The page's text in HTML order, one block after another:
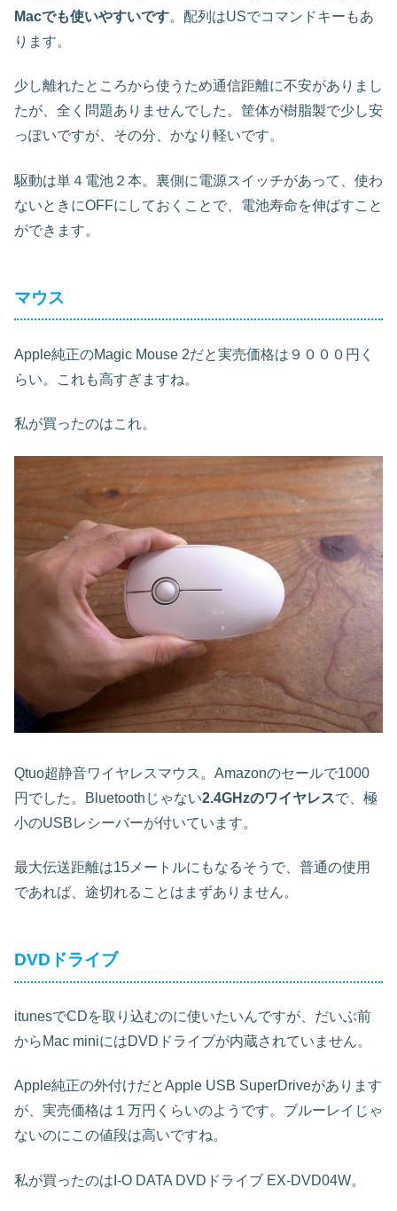
Macでも使いやすいです。配列はUSでコマンドキーもあ
ります。
少し離れたところから使うため通信距離に不安がありまし
たが、全く問題ありませんでした。筐体が樹脂製で少し安
っぽいですが、その分、かなり軽いです。
駆動は単４電池２本。裏側に電源スイッチがあって、使わ
ないときにOFFにしておくことで、電池寿命を伸ばすこと
ができます。
マウス
Apple純正のMagic Mouse 2だと実売価格は９０００円く
らい。これも高すぎますね。
私が買ったのはこれ。
Qtuo超静音ワイヤレスマウス。Amazonのセールで1000
円でした。Bluetoothじゃない2.4GHzのワイヤレスで、極
小のUSBレシーバーが付いています。
最大伝送距離は15メートルにもなるそうで、普通の使用
であれば、途切れることはまずありません。
DVDドライブ
itunesでCDを取り込むのに使いたいんですが、だいぶ前
からMac miniにはDVDドライブが内蔵されていません。
Apple純正の外付けだとApple USB SuperDriveがあります
が、実売価格は１万円くらいのようです。ブルーレイじゃ
ないのにこの値段は高いですね。
私が買ったのはI-O DATA DVDドライブ EX-DVD04W。